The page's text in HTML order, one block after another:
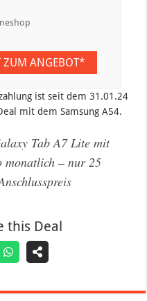
ZUM ANGEBOT*
ist seit dem 31.01.24
mit dem Samsung A54.
Tab A7 Lite mit
monatlich – nur 25
this Deal